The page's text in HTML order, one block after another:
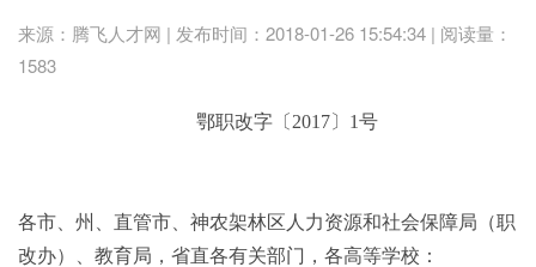
来源：腾飞人才网 | 发布时间：2018-01-26 15:54:34 | 阅读量：
1583
鄂职改字 〔 2017〕1号
各市、州、直管市、神农架林区人力资源和社会保障局（职
改办）、教育局，省直各有关部门，各高等学校：